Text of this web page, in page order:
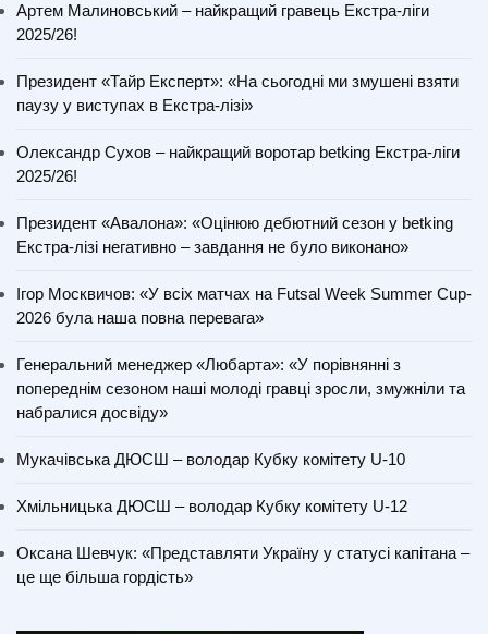
Артем Малиновський – найкращий гравець Екстра-ліги
2025/26!
Президент «Тайр Експерт»: «На сьогодні ми змушені взяти
паузу у виступах в Екстра-лізі»
Олександр Сухов – найкращий воротар betking Екстра-ліги
2025/26!
Президент «Авалона»: «Оцінюю дебютний сезон у betking
Екстра-лізі негативно – завдання не було виконано»
Ігор Москвичов: «У всіх матчах на Futsal Week Summer Cup-
2026 була наша повна перевага»
Генеральний менеджер «Любарта»: «У порівнянні з
попереднім сезоном наші молоді гравці зросли, змужніли та
набралися досвіду»
Мукачівська ДЮСШ – володар Кубку комітету U-10
Хмільницька ДЮСШ – володар Кубку комітету U-12
Оксана Шевчук: «Представляти Україну у статусі капітана –
це ще більша гордість»